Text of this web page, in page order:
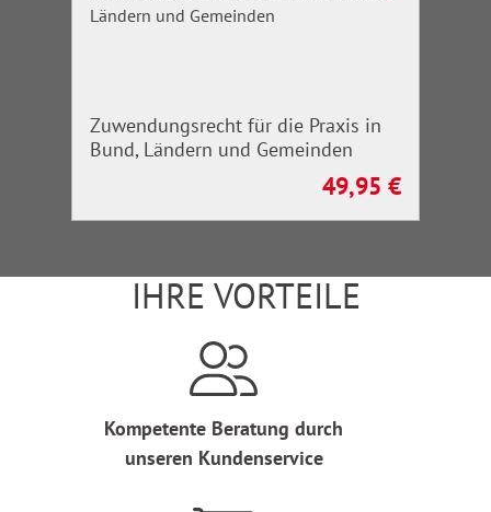
Zuwendungsrecht für die Praxis in
Bund, Ländern und Gemeinden
Regulärer Preis:
49,95 €
IHRE VORTEILE
Kompetente Beratung durch
unseren Kundenservice